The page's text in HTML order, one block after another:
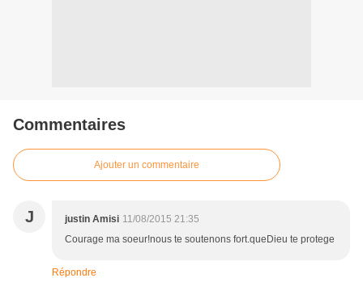
Commentaires
Ajouter un commentaire
J justin Amisi 11/08/2015 21:35
Courage ma soeur!nous te soutenons fort.queDieu te protege
Répondre